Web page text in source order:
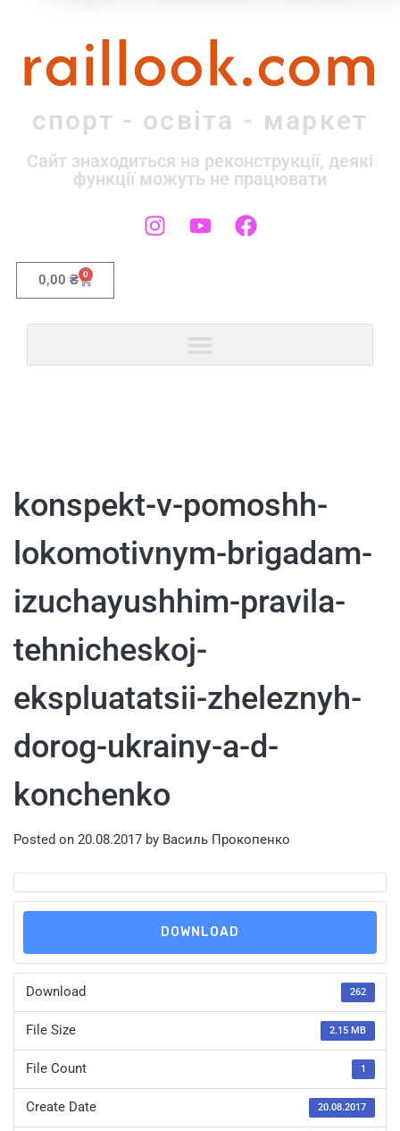
raillook.com
спорт - освіта - маркет
Сайт знаходиться на реконструкції, деякі
функції можуть не працювати
0,00 ₴ 0
konspekt-v-pomoshh-
lokomotivnym-brigadam-
izuchayushhim-pravila-
tehnicheskoj-
ekspluatatsii-zheleznyh-
dorog-ukrainy-a-d-
konchenko
Posted on 20.08.2017 by Василь Прокопенко
DOWNLOAD
Download 262
File Size 2.15 MB
File Count 1
Create Date 20.08.2017